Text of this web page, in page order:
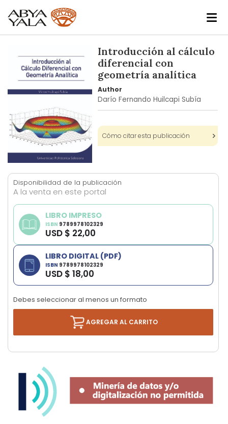
end
of
images
gallery
to
the
beginning
of
the
images
gallery
Introducción al cálculo
diferencial con
geometría analítica
Author
Darío Fernando Huilcapi Subía
Cómo citar esta publicación
Disponibilidad de la publicación
A la venta en este portal
LIBRO IMPRESO
ISBN 9789978102329
USD $ 22,00
LIBRO DIGITAL (PDF)
ISBN 9789978102329
USD $ 18,00
Debes seleccionar al menos un formato
AGREGAR AL CARRITO